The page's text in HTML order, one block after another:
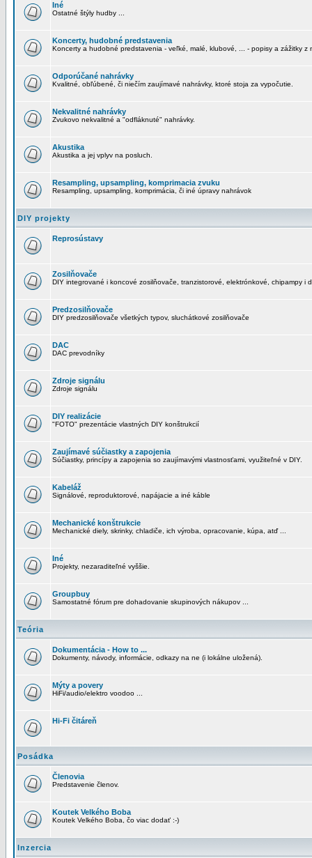
Iné
Ostatné štýly hudby ...
Koncerty, hudobné predstavenia
Koncerty a hudobné predstavenia - veľké, malé, klubové, ... - popisy a zážitky z
Odporúčané nahrávky
Kvalitné, obľúbené, či niečím zaujímavé nahrávky, ktoré stoja za vypočutie.
Nekvalitné nahrávky
Zvukovo nekvalitné a "odfláknuté" nahrávky.
Akustika
Akustika a jej vplyv na posluch.
Resampling, upsampling, komprimacia zvuku
Resampling, upsampling, komprimácia, či iné úpravy nahrávok
DIY projekty
Reprosústavy
Zosilňovače
DIY integrované i koncové zosilňovače, tranzistorové, elektrónkové, chipampy i
Predzosilňovače
DIY predzosilňovače všetkých typov, sluchátkové zosilňovače
DAC
DAC prevodníky
Zdroje signálu
Zdroje signálu
DIY realizácie
"FOTO" prezentácie vlastných DIY konštrukcií
Zaujímavé súčiastky a zapojenia
Súčiastky, princípy a zapojenia so zaujímavými vlastnosťami, využiteľné v DIY.
Kabeláž
Signálové, reproduktorové, napájacie a iné káble
Mechanické konštrukcie
Mechanické diely, skrinky, chladiče, ich výroba, opracovanie, kúpa, atď ...
Iné
Projekty, nezaraditeľné vyššie.
Groupbuy
Samostatné fórum pre dohadovanie skupinových nákupov ...
Teória
Dokumentácia - How to ...
Dokumenty, návody, informácie, odkazy na ne (i lokálne uložená).
Mýty a povery
HiFi/audio/elektro voodoo ...
Hi-Fi čitáreň
Posádka
Členovia
Predstavenie členov.
Koutek Velkého Boba
Koutek Velkého Boba, čo viac dodať :-)
Inzercia